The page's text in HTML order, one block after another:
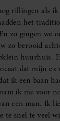
rillingen als
het
zo gingen we
zo berooid
huurhuis.
dat mijn ex
ik een baan
ik me voor
een man. Ik
te snel te veel